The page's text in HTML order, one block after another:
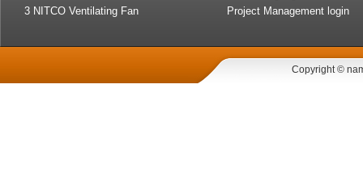
3 NITCO Ventilating Fan
Project Management login
Copyright ©